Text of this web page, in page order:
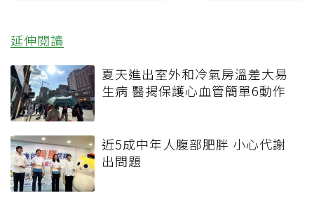
延伸閱讀
夏天進出室外和冷氣房溫差大易
生病 醫揭保護心血管簡單6動作
近5成中年人腹部肥胖 小心代謝
出問題